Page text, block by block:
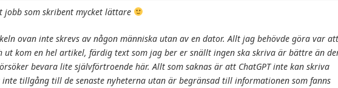
som skribent mycket lättare
ovan inte skrevs av någon människa utan av en dator. Allt jag behövde göra var att
kom en hel artikel, färdig text som jag ber er snällt ingen ska skriva är bättre än
bevara lite självförtroende här. Allt som saknas är att ChatGPT inte kan skriva
tillgång till de senaste nyheterna utan är begränsad till informationen som fanns